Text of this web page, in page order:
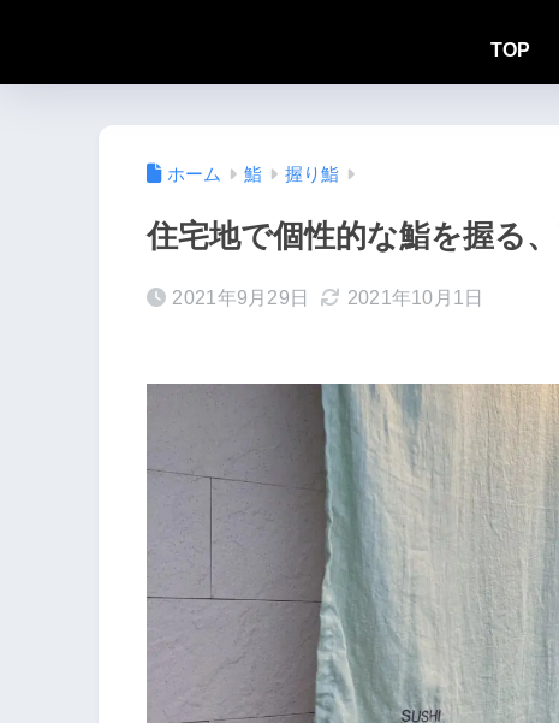
TOP
ホーム 鮨 握り鮨
住宅地で個性的な鮨を握る
2021年9月29日 2021年10月1日